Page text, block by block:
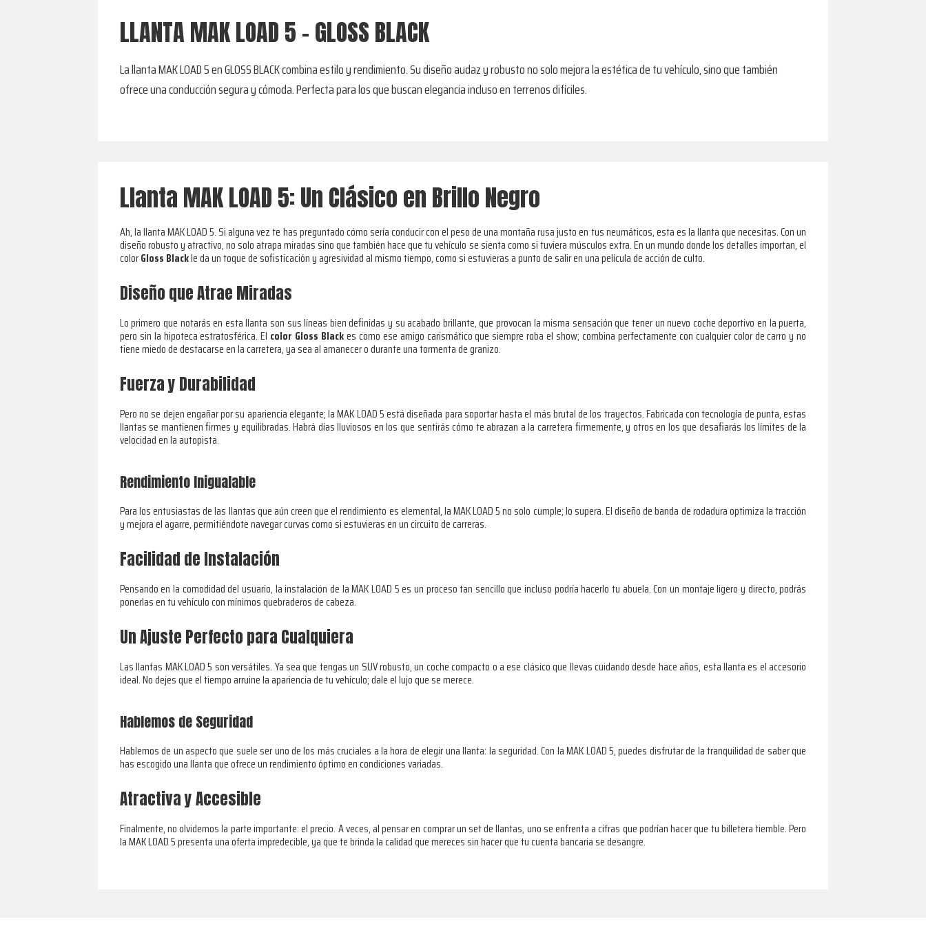
LLANTA MAK LOAD 5 - GLOSS BLACK
La llanta MAK LOAD 5 en GLOSS BLACK combina estilo y rendimiento. Su diseño audaz y robusto no solo mejora la estética de tu vehículo, sino que también
ofrece una conducción segura y cómoda. Perfecta para los que buscan elegancia incluso en terrenos difíciles.
Llanta MAK LOAD 5: Un Clásico en Brillo Negro
Ah, la llanta MAK LOAD 5. Si alguna vez te has preguntado cómo sería conducir con el peso de una montaña rusa justo en tus neumáticos, esta es la llanta que necesitas. Con un
diseño robusto y atractivo, no solo atrapa miradas sino que también hace que tu vehículo se sienta como si tuviera músculos extra. En un mundo donde los detalles importan, el
colorGloss Blackle da un toque de sofisticación y agresividad al mismo tiempo, como si estuvieras a punto de salir en una película de acción de culto.
Diseño que Atrae Miradas
Lo primero que notarás en esta llanta son sus líneas bien definidas y su acabado brillante, que provocan la misma sensación que tener un nuevo coche deportivo en la puerta,
pero sin la hipoteca estratosférica. El color Gloss Blackes como ese amigo carismático que siempre roba el show; combina perfectamente con cualquier color de carro y no
tiene miedo de destacarse en la carretera, ya sea al amanecer o durante una tormenta de granizo.
Fuerza y Durabilidad
Pero no se dejen engañar por su apariencia elegante; la MAK LOAD 5 está diseñada para soportar hasta el más brutal de los trayectos. Fabricada con tecnología de punta, estas
llantas se mantienen firmes y equilibradas. Habrá días lluviosos en los que sentirás cómo te abrazan a la carretera firmemente, y otros en los que desafiarás los límites de la
velocidad en la autopista.
Rendimiento Inigualable
Para los entusiastas de las llantas que aún creen que el rendimiento es elemental, la MAK LOAD 5 no solo cumple; lo supera. El diseño de banda de rodadura optimiza la tracción
y mejora el agarre, permitiéndote navegar curvas como si estuvieras en un circuito de carreras.
Facilidad de Instalación
Pensando en la comodidad del usuario, la instalación de la MAK LOAD 5 es un proceso tan sencillo que incluso podría hacerlo tu abuela. Con un montaje ligero y directo, podrás
ponerlas en tu vehículo con mínimos quebraderos de cabeza.
Un Ajuste Perfecto para Cualquiera
Las llantas MAK LOAD 5 son versátiles. Ya sea que tengas un SUV robusto, un coche compacto o a ese clásico que llevas cuidando desde hace años, esta llanta es el accesorio
ideal. No dejes que el tiempo arruine la apariencia de tu vehículo; dale el lujo que se merece.
Hablemos de Seguridad
Hablemos de un aspecto que suele ser uno de los más cruciales a la hora de elegir una llanta: la seguridad. Con la MAK LOAD 5, puedes disfrutar de la tranquilidad de saber que
has escogido una llanta que ofrece un rendimiento óptimo en condiciones variadas.
Atractiva y Accesible
Finalmente, no olvidemos la parte importante: el precio. A veces, al pensar en comprar un set de llantas, uno se enfrenta a cifras que podrían hacer que tu billetera tiemble. Pero
la MAK LOAD 5 presenta una oferta impredecible, ya que te brinda la calidad que mereces sin hacer que tu cuenta bancaria se desangre.